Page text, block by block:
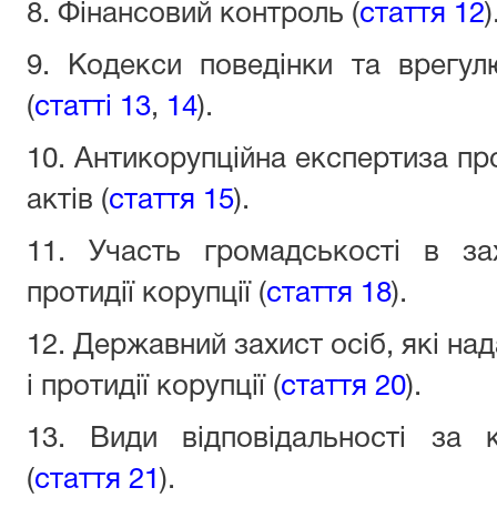
8. Фінансовий контроль (стаття 12
9. Кодекси поведінки та
(статті 13, 14).
10. Антикорупційна експертиза
актів (стаття 15).
11. Участь громадськості в
протидії корупції (стаття 18).
12. Державний захист осіб, які
і протидії корупції (стаття 20).
13. Види відповідальності за
(стаття 21 ).